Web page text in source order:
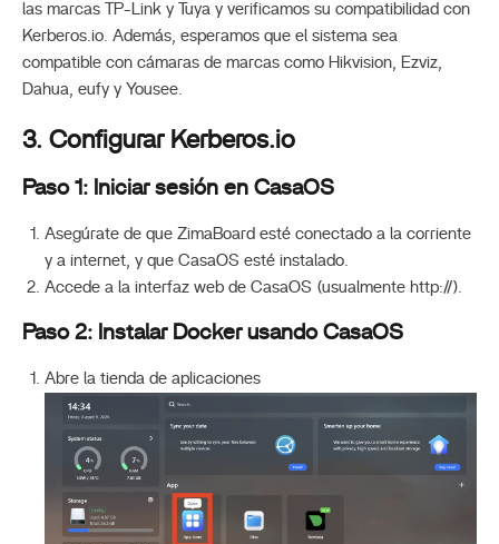
las marcas TP-Link y Tuya y verificamos su compatibilidad con
Kerberos.io. Además, esperamos que el sistema sea
compatible con cámaras de marcas como Hikvision, Ezviz,
Dahua, eufy y Yousee.
3. Configurar Kerberos.io
Paso 1: Iniciar sesión en CasaOS
Asegúrate de que ZimaBoard esté conectado a la corriente
y a internet, y que CasaOS esté instalado.
Accede a la interfaz web de CasaOS (usualmente http://).
Paso 2: Instalar Docker usando CasaOS
Abre la tienda de aplicaciones